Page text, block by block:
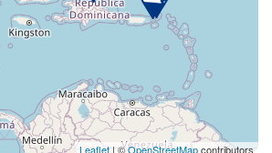
Leaflet | ©OpenStreetMapcontributors